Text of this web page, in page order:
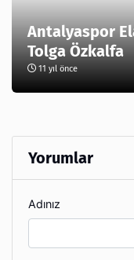
Antalyaspor
Tolga Özkalfa
11 yıl önce
Yorumlar
Adınız